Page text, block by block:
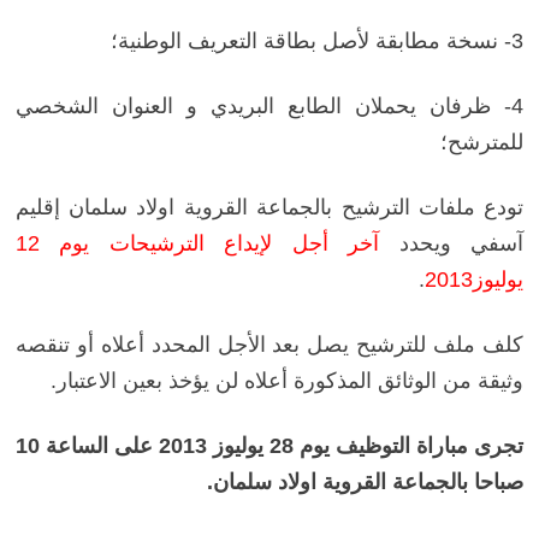
3- نسخة مطابقة لأصل بطاقة التعريف الوطنية؛
4- ظرفان يحملان الطابع البريدي و العنوان الشخصي
للمترشح؛
تودع ملفات الترشيح بالجماعة القروية اولاد سلمان إقليم
آسفي ويحدد
آخر أجل لإيداع الترشيحات يوم 12
يوليوز2013
.
كلف ملف للترشيح يصل بعد الأجل المحدد أعلاه أو تنقصه
وثيقة من الوثائق المذكورة أعلاه لن يؤخذ بعين الاعتبار.
تجرى مباراة التوظيف يوم 28 يوليوز 2013 على الساعة 10
صباحا بالجماعة القروية اولاد سلمان.